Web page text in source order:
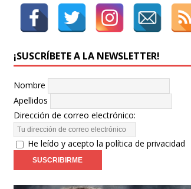
¡SUSCRÍBETE A LA NEWSLETTER!
Nombre
Apellidos
Dirección de correo electrónico:
He leído y acepto la política de privacidad